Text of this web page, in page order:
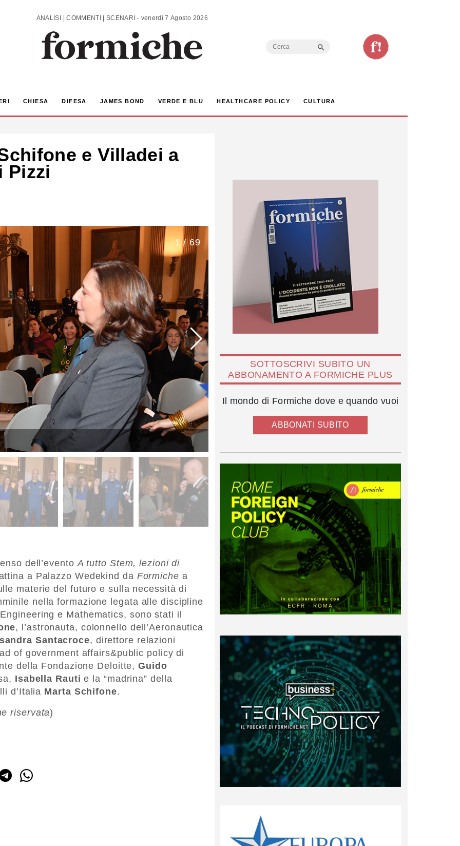
ANALISI | COMMENTI | SCENARI - venerdì 7 Agosto 2026
Search
CHIESA DIFESA JAMES BOND VERDE E BLU HEALTHCARE POLICY CULTURA
e Villadei a
Pizzi
1 / 69
dell’evento A tutto Stem, lezioni di
a Palazzo Wedekind da Formiche a
materie del futuro e sulla necessità di
nella formazione legata alle discipline
e Mathematics, sono stati il
, l’astronauta, colonnello dell’Aeronautica
Santacroce, direttore relazioni
of government affairs&public policy di
della Fondazione Deloitte,Guido
Isabella Rauti e la “madrina” della
d’Italia Marta Schifone.
riservata)
SOTTOSCRIVI SUBITO UN
ABBONAMENTO A FORMICHE PLUS
Il mondo di Formiche dove e quando vuoi
ABBONATI SUBITO